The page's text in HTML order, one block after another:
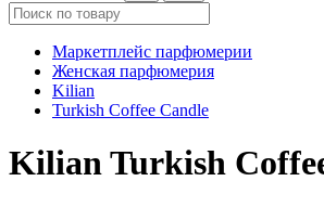
Маркетплейс парфюмерии
Женская парфюмерия
Kilian
Turkish Coffee Candle
Kilian Turkish